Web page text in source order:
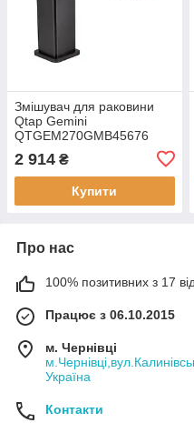
Змішувач для раковини
Qtap Gemini
QTGEM270GMB45676
2 914 ₴
Купити
Про нас
100% позитивних з 17
Працює з 06.10.2015
м. Чернівці
Україна
Контакти